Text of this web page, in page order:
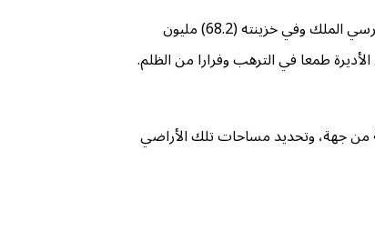
وتروي المصادر أن هؤلاء دأبوا على جباية الأموال واغتصابها من أصحابها لتدعيم مدخراتهم وإثراء كنوزهم، حتى يروى أن “كسرى خسرو” الثاني اعتلى كرسي الملك وفي خزينته (68.2) مليون
من جهة، وتحديد مساحات تلك الأراضي